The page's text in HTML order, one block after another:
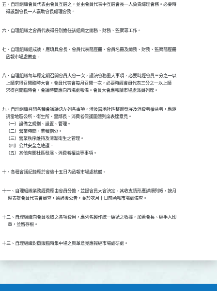
五、自理組織會員代表由會員互選之，並由會員代表中互選會長一人負責綜理會務。必要時
    得設副會長一人襄助會長處理會務。
六、自理組織之會員代表得分別擔任該組織之總務、財務、監察等工作。
七、自理組織組成後，應填具會長、會員代表簡歷冊、會員名冊及總務、財務、監察簡歷冊
    函報市場處備查。
八、自理組織每年應定期召開會員大會一次，議決會務重大事項，必要時經會員三分之一以
    上請求得召開臨時大會。會員代表會每月召開一次，必要時經會員代表三分之一以上請
    求得召開臨時會。會議時間應向市場處報備。會員大會應報請市場處派員列席。
九、自理組織召開各種會議議決左列各事項，涉及當地社區整體發展及消費者權益者，應邀
    請當地區公所、衛生所、里鄰長、消費者保護團體列席表達意見。
    （一）設備之規劃、設置、管理。
    （二）營業時間、業種劃分。
    （三）營業秩序維持及清潔衛生之管理。
    （四）公共安全之維護。
    （五）其他有關社區發展、消費者權益等事項。
十、各種會議紀錄應於會後十五日內函報市場處核備。
十一、自理組織業務經費應由會員分擔，並提會員大會決定。其收支情形應詳細列帳，按月
      製表提會員代表會審查，通過後公告，並於次月十日前函報市場處備查。
十二、自理組織向會員收取之各項費用，應列名製作統一編號之收據，加蓋會長、經手人印
      章，並留存根。
十三、自理組織對攤販臨時集中場之興革意見應報經市場處研處。